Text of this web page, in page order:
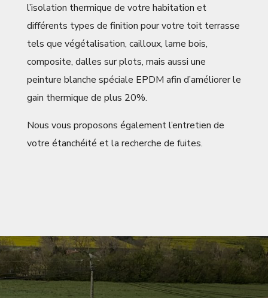
l’isolation thermique de votre habitation et
différents types de finition pour votre toit terrasse
tels que végétalisation, cailloux, lame bois,
composite, dalles sur plots, mais aussi une
peinture blanche spéciale EPDM afin d’améliorer le
gain thermique de plus 20%.
Nous vous proposons également l’entretien de
votre étanchéité et la recherche de fuites.